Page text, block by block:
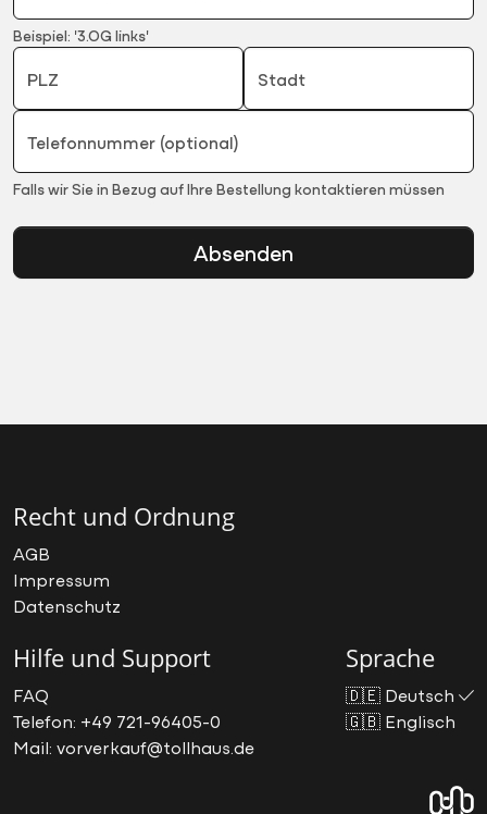
Beispiel: '3.OG links'
PLZ Stadt
Telefonnummer (optional)
Falls wir Sie in Bezug auf Ihre Bestellung kontaktieren müssen
Absenden
Recht und Ordnung
AGB
Impressum
Datenschutz
Hilfe und Support
FAQ
Telefon: +49 721-96405-0
Mail: vorverkauf@tollhaus.de
Sprache
🇩🇪 Deutsch
🇬🇧 Englisch